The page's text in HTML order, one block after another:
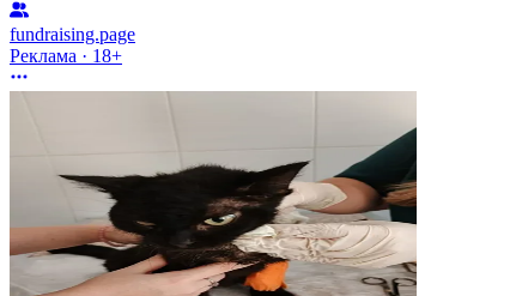
fundraising.page
Реклама · 18+